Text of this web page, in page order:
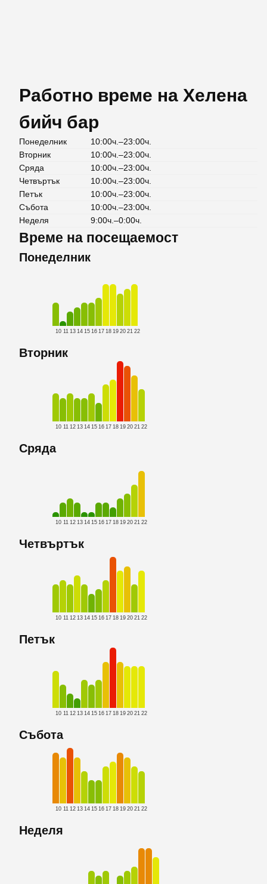
Работно време на Хелена
бийч бар
Понеделник
10:00ч.–23:00ч.
Вторник
10:00ч.–23:00ч.
Сряда
10:00ч.–23:00ч.
Четвъртък
10:00ч.–23:00ч.
Петък
10:00ч.–23:00ч.
Събота
10:00ч.–23:00ч.
Неделя
9:00ч.–0:00ч.
Време на посещаемост
Понеделник
10 11 13 14 15 16 17 18 19 20 21 22
Вторник
10 11 12 13 14 15 16 17 18 19 20 21 22
Сряда
10 11 12 13 14 15 16 17 18 19 20 21 22
Четвъртък
10 11 12 13 14 15 16 17 18 19 20 21 22
Петък
10 11 12 13 14 15 16 17 18 19 20 21 22
Събота
10 11 12 13 14 15 16 17 18 19 20 21 22
Неделя